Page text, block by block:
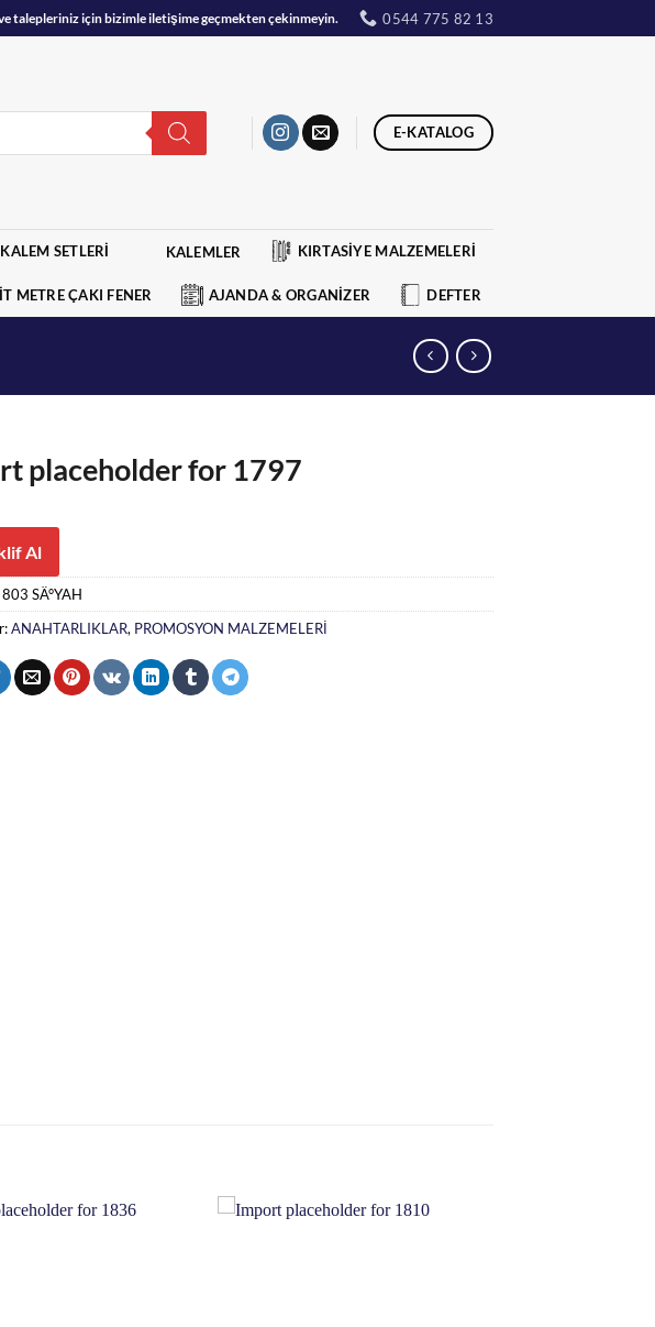
talepleriniz için bizimle iletişime geçmekten çekinmeyin. 0544 775 82 13
E-KATALOG
KALEM SETLERİ KALEMLER KIRTASİYE MALZEMELERİ
METRE ÇAKI FENER AJANDA & ORGANİZER DEFTER
placeholder for 1797
Al
803 SÄ°YAH
ANAHTARLIKLAR, PROMOSYON MALZEMELERİ